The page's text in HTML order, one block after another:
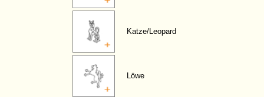
Katze/Leopard
Löwe